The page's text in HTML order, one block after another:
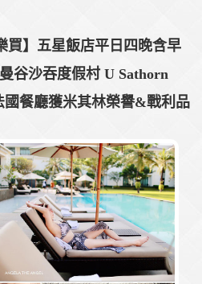
買】五星飯店平日四晚含早
谷沙吞度假村 U Sathorn
國餐廳獲米其林榮譽&戰利品